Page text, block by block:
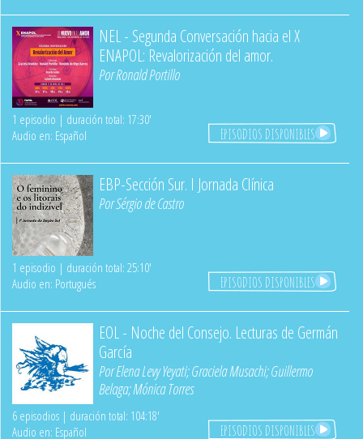
NEL - Segunda Conversación hacia el X
ENAPOL: Revalorización del amor.
PorRonald Portillo
1 episodio | duración total: 17:30'
Audio en: Español
EPISODIOS DISPONIBLES
EBP-Sección Sur. I Jornada Clínica
PorSérgio de Castro
1 episodio | duración total: 25:10'
Audio en: Portugués
EPISODIOS DISPONIBLES
EOL - Noche del Consejo. Lecturas de Germán
García
PorElena Levy Yeyati;Graciela Musachi;Guillermo
Belaga;Mónica Torres
6 episodios | duración total: 104:18'
Audio en: Español
EPISODIOS DISPONIBLES